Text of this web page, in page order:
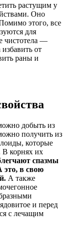
растущим у
Оно
этого, все
для
чистотела —
от
раны и
добыть из
получить из
которые
В корнях их
спазмы
это, в свою
А также
и перед
с лечащим